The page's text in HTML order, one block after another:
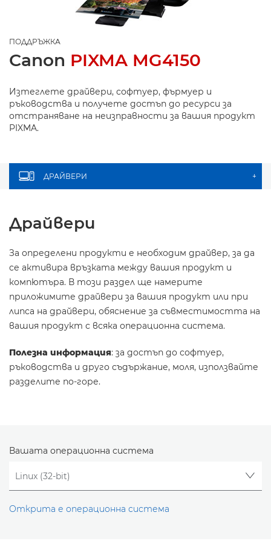
ПОДДРЪЖКА
Canon PIXMA MG4150
Изтеглете драйвери, софтуер, фърмуер и
ръководства и получете достъп до ресурси за
отстраняване на неизправности за вашия продукт
PIXMA.
ДРАЙВЕРИ +
Драйвери
За определени продукти е необходим драйвер, за да
се активира връзката между вашия продукт и
компютъра. В този раздел ще намерите
приложимите драйвери за вашия продукт или при
липса на драйвери, обяснение за съвместимостта на
вашия продукт с всяка операционна система.
Полезна информация: за достъп до софтуер,
ръководства и друго съдържание, моля, използвайте
разделите по-горе.
Вашата операционна система
Открита е операционна система